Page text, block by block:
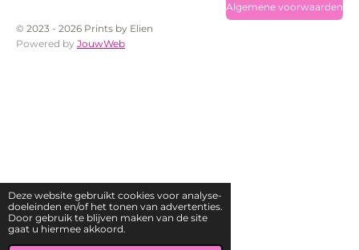
Deze website gebruikt cookies voor analyse-
doeleinden en/of het tonen van advertenties.
Door gebruik te blijven maken van de site
gaat u hiermee akkoord.
Algemene voorwaarden
© 2023 - 2026 Prints by Elien
Powered by JouwWeb